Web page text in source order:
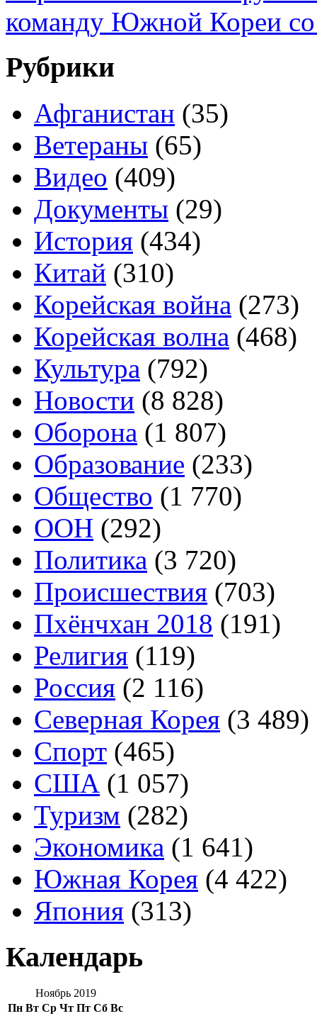
команду Южной Кореи
Рубрики
Афганистан (35)
Ветераны (65)
Видео (409)
Документы (29)
История (434)
Китай (310)
Корейская война (273)
Корейская волна (468)
Культура (792)
Новости (8 828)
Оборона (1 807)
Образование (233)
Общество (1 770)
ООН (292)
Политика (3 720)
Происшествия (703)
Пхёнчхан 2018 (191)
Религия (119)
Россия (2 116)
Северная Корея (3 489)
Спорт (465)
США (1 057)
Туризм (282)
Экономика (1 641)
Южная Корея (4 422)
Япония (313)
Календарь
Ноябрь 2019
Пн Вт Ср Чт Пт Сб Вс